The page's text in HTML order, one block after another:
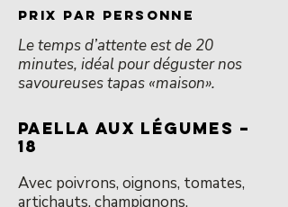
prix par personne
Le temps d’attente est de 20
minutes, idéal pour déguster nos
savoureuses tapas «maison».
PAELLA AUX LÉGUMES –
18
Avec poivrons, oignons, tomates,
artichauts, champignons,